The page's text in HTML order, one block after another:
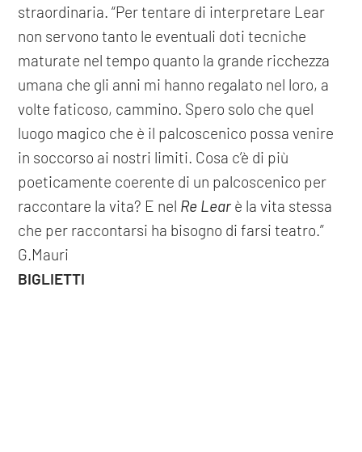
straordinaria. “Per tentare di interpretare Lear
non servono tanto le eventuali doti tecniche
maturate nel tempo quanto la grande ricchezza
umana che gli anni mi hanno regalato nel loro, a
volte faticoso, cammino. Spero solo che quel
luogo magico che è il palcoscenico possa venire
in soccorso ai nostri limiti. Cosa c’è di più
poeticamente coerente di un palcoscenico per
raccontare la vita? E nel Re Learè la vita stessa
che per raccontarsi ha bisogno di farsi teatro.”
G.Mauri
BIGLIETTI